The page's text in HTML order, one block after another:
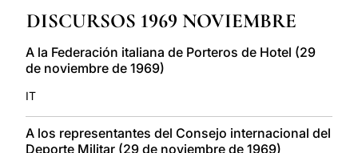
LATINE
DISCURSOS 1969 NOVIEMBRE
A la Federación italiana de Porteros de Hotel (29
de noviembre de 1969)
IT
A los representantes del Consejo internacional del
Deporte Militar (29 de noviembre de 1969)